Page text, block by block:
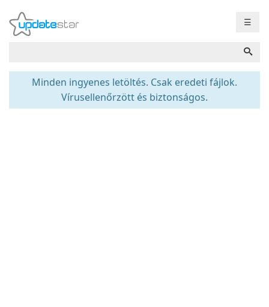
☰
Minden ingyenes letöltés. Csak eredeti fájlok.
Vírusellenőrzött és biztonságos.